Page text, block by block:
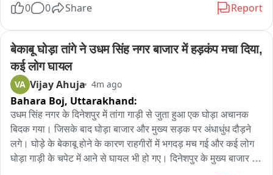
0 0 Share Report
बेकाबू घोड़ा तांगे ने उधम सिंह नगर बाजार में हड़कंप मचा दिया,
कई लोग घायल
VA Vijay Ahuja 4m ago
Bahara Boj, Uttarakhand:
उधम सिंह नगर के दिनेशपुर में तांगा गाड़ी से जुता हुआ एक घोड़ा अचानक
बिदक गया। जिसके बाद घोड़ा बाजार और मुख्य सड़क पर अंधाधुंध दौड़ने
लगे। घोड़े के बेकाबू होने के कारण राहगीरों में भगदड़ मच गई और कई लोग
घोड़ा गाड़ी के चपेट में आने से घायल भी हो गए। दिनेशपुर के मुख्य बाजार का